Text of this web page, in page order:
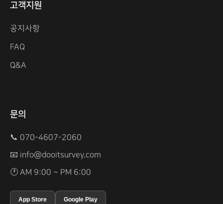
고객지원
공지사항
FAQ
Q&A
문의
📞 070-4607-2060
📧 info@dooitsurvey.com
🕐 AM 9:00 ~ PM 6:00
App Store Google Play